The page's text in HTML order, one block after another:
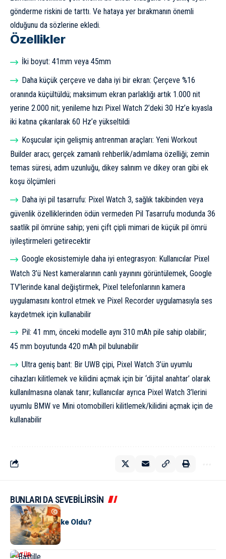
gönderme riskini de tarttı. Ve hataya yer bırakmanın önemli
olduğunu da sözlerine ekledi.
Özellikler
İki boyut: 41mm veya 45mm
Daha küçük çerçeve ve daha iyi bir ekran: Çerçeve %16
oranında küçültüldü; maksimum ekran parlaklığı artık 1.000 nit
yerine 2.000 nit; yenileme hızı Pixel Watch 2’deki 30 Hz’e kıyasla
iki katına çıkarılarak 60 Hz’e yükseltildi
Koşucular için gelişmiş antrenman araçları: Yeni Workout
Builder aracı; gerçek zamanlı rehberlik/adımlama özelliği; zemin
temas süresi, adım uzunluğu, dikey salınım ve dikey oran gibi ek
koşu ölçümleri
Daha iyi pil tasarrufu: Pixel Watch 3, sağlık takibinden veya
güvenlik özelliklerinden ödün vermeden Pil Tasarrufu modunda 36
saatlik pil ömrüne sahip; yeni çift çipli mimari de küçük pil ömrü
iyileştirmeleri getirecektir
Google ekosistemiyle daha iyi entegrasyon: Kullanıcılar Pixel
Watch 3’ü Nest kameralarının canlı yayınını görüntülemek, Google
TV’lerinde kanal değiştirmek, Pixel telefonlarının kamera
uygulamasını kontrol etmek ve Pixel Recorder uygulamasıyla ses
kaydetmek için kullanabilir
Pil: 41 mm, önceki modelle aynı 310 mAh pile sahip olabilir;
45 mm boyutunda 420 mAh pil bulunabilir
Ultra geniş bant: Bir UWB çipi, Pixel Watch 3’ün uyumlu
cihazları kilitlemek ve kilidini açmak için bir ‘dijital anahtar’ olarak
kullanılmasına olanak tanır; kullanıcılar ayrıca Pixel Watch 3’lerini
uyumlu BMW ve Mini otomobilleri kilitlemek/kilidini açmak için de
kullanabilir
BUNLARI DA SEVEBİLİRSİN
KÜLTÜR
Tunus Nasıl Ülke Oldu?
KÜLTÜR